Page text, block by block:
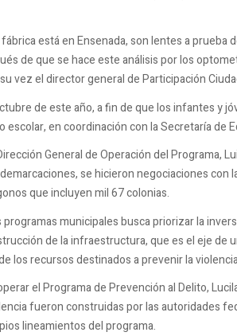
está en Ensenada, son lentes a prueba
de que se hace este análisis por los
vez el director general de Participación
de este año, a fin de que los infantes y
en coordinación con la Secretaría de
General de Operación del Programa,
se hicieron negociaciones con
que incluyen mil 67 colonias.
municipales busca priorizar la
de la infraestructura, que es el eje de
los recursos destinados a prevenir la
el Programa de Prevención al Delito,
fueron construidas por las autoridades
lineamientos del programa.